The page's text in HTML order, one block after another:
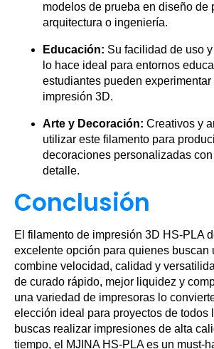
modelos de prueba en diseño de
arquitectura o ingeniería.
Educación: Su facilidad de uso
lo hace ideal para entornos
estudiantes pueden
impresión 3D.
Arte y Decoración: Creativos y
utilizar este filamento para
decoraciones personalizadas
detalle.
Conclusión
El filamento de impresión 3D HS-PLA
excelente opción para quienes buscan
combine velocidad, calidad y
de curado rápido, mejor liquidez y
una variedad de impresoras lo
elección ideal para proyectos de todos
buscas realizar impresiones de alta
tiempo, el MJINA HS-PLA es un must-